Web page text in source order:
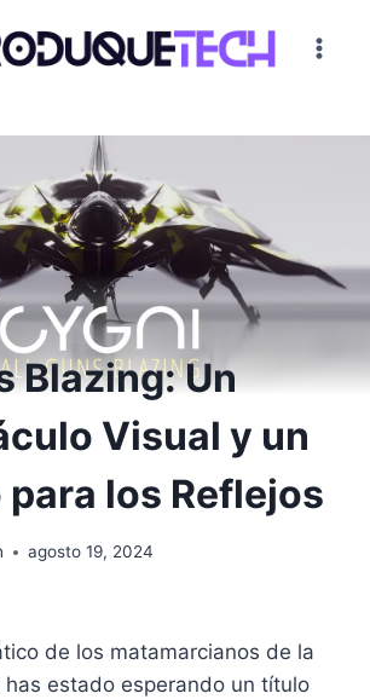
Blazing: Un
Visual y un
para los Reflejos
agosto 19, 2024
de los matamarcianos de la
has estado esperando un título